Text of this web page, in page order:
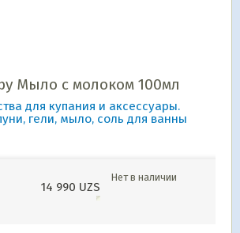
Мыло с молоком 100мл
для купания и аксессуары.
гели, мыло, соль для ванны
14 990 UZS
Нет в наличии